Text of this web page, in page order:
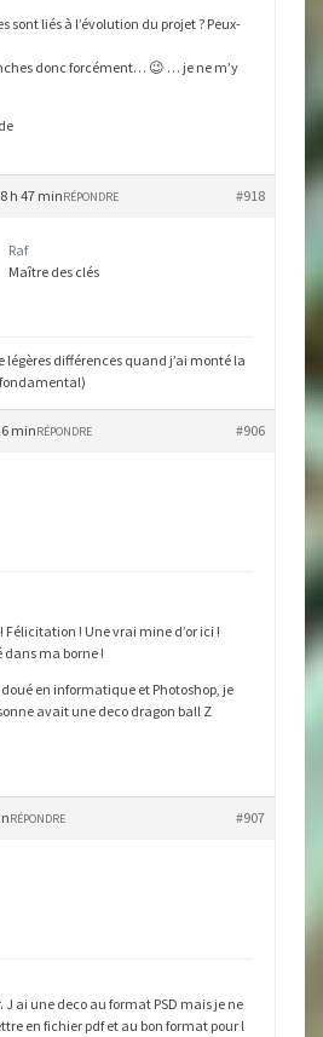
sont liés à l’évolution du projet ? Peux-
donc forcément… 😉 … je ne m’y
h 47 min #918
RÉPONDRE
Raf
Maître des clés
légères différences quand j’ai monté la
min #906
RÉPONDRE
! Une vrai mine d’or ici !
dans ma borne !
en informatique et Photoshop, je
avait une deco dragon ball Z
#907
RÉPONDRE
J ai une deco au format PSD mais je ne
en fichier pdf et au bon format pour l